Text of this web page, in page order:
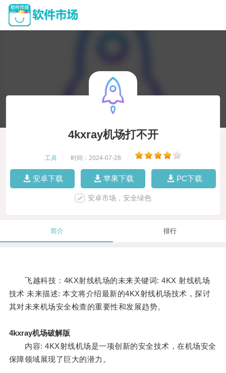
4kxray机场打不开
工具 时间：2024-07-28
安卓下载 苹果下载 PC下载
安卓市场，安全绿色
简介 排行
飞越科技：4KX射线机场的未来关键词: 4KX 射线机场
技术 未来描述: 本文将介绍最新的4KX射线机场技术，探讨
其对未来机场安全检查的重要性和发展趋势。
4kxray机场破解版
内容: 4KX射线机场是一项创新的安全技术，在机场安全
保障领域展现了巨大的潜力。